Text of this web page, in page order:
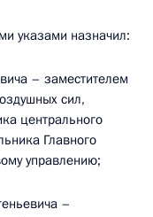
указами назначил:
– заместителем
сил,
центрального
Главного
управлению;
–